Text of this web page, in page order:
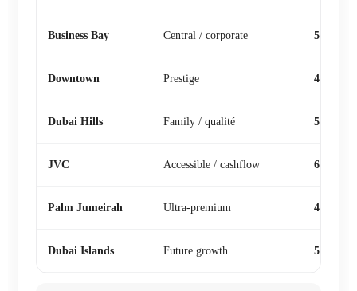
Business Bay Central / corporate 5–8%
Downtown Prestige 4–6%
Dubai Hills Family / qualité 5–7%
JVC Accessible / cashflow 6–9%
Palm Jumeirah Ultra-premium 4–6%
Dubai Islands Future growth 5–8%